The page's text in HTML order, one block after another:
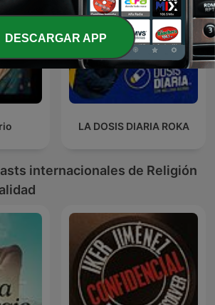
LA DOSIS DIARIA ROKA
internacionales de Religión
DESCARGAR APP